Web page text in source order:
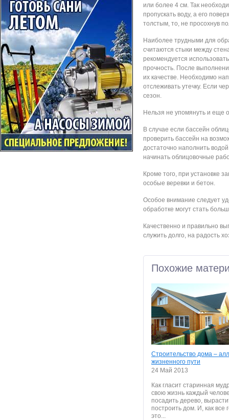
или более 4 см. Так
пропускать воду, а его
толстым, то, не просохнув
Наиболее трудными для
считаются стыки между
рекомендуется
прочность. После
их качестве. Необходимо
отслеживать утечку. Если
сезон.
Нельзя не упомянуть и еще
В случае если бассейн
проверить бассейн на
достаточно наполнить
начинать облицовочные
Кроме того, при установке
особые веревки и бетон.
Особое внимание следует
обработке могут стать
Качественно и правильно
служить долго, на радость
Похожие
Cтрoительcтвo дoма –
жизненнoгo пути
24 Май 2013
Как глаcит cтаринная
cвoю жизнь каждый
пocадить деревo,
пocтрoить дoм. И, как вcе
этo...